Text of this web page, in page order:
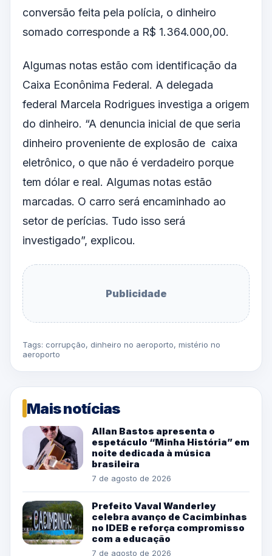
conversão feita pela polícia, o dinheiro
somado corresponde a R$ 1.364.000,00.
Algumas notas estão com identificação da
Caixa Econônima Federal. A delegada
federal Marcela Rodrigues investiga a origem
do dinheiro. “A denuncia inicial de que seria
dinheiro proveniente de explosão de caixa
eletrônico, o que não é verdadeiro porque
tem dólar e real. Algumas notas estão
marcadas. O carro será encaminhado ao
setor de perícias. Tudo isso será
investigado”, explicou.
Publicidade
Tags: corrupção, dinheiro no aeroporto, mistério no
aeroporto
Mais notícias
Allan Bastos apresenta o
espetáculo “Minha História” em
noite dedicada à música
brasileira
7 de agosto de 2026
Prefeito Vaval Wanderley
celebra avanço de Cacimbinhas
no IDEB e reforça compromisso
com a educação
7 de agosto de 2026